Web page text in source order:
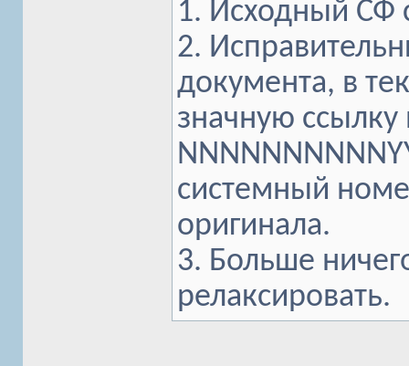
1. Исходный СФ
2.
документа, в
значную ссылку
системный
оригинала.
3. Больше
релаксировать.